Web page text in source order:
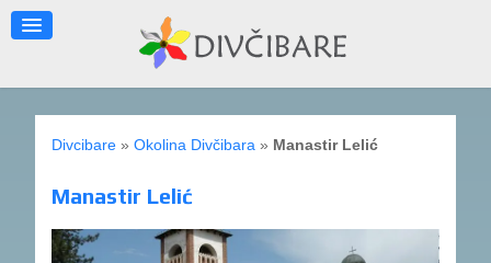
Divcibare» Okolina Divčibara » Manastir Lelić
Manastir Lelić